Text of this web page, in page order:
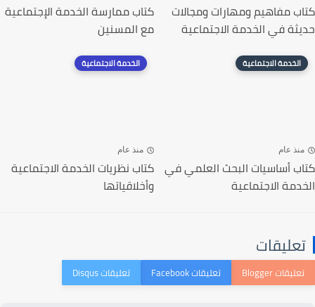
كتاب مفاهيم ومهارات ومجالات
حديثة في الخدمة الاجتماعية
كتاب ممارسة الخدمة الإجتماعية
مع المسنين
الخدمة الاجتماعية
منذ عام
كتاب أساسيات البحث العلمي في
الخدمة الاجتماعية‎
الخدمة الاجتماعية
منذ عام
كتاب نظريات الخدمة الاجتماعية
وأخلاقياتها
تعليقات